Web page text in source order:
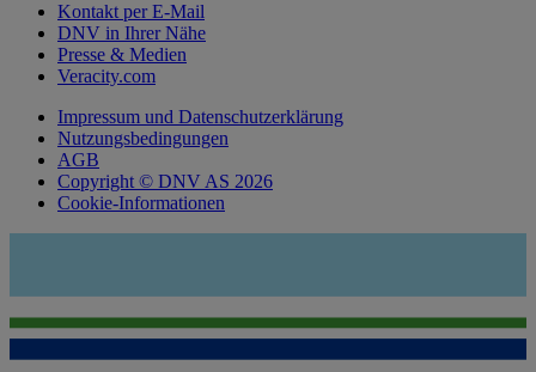
Kontakt per E-Mail
DNV in Ihrer Nähe
Presse & Medien
Veracity.com
Impressum und Datenschutzerklärung
Nutzungsbedingungen
AGB
Copyright © DNV AS 2026
Cookie-Informationen